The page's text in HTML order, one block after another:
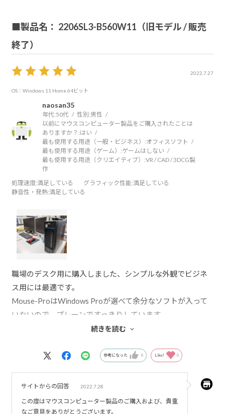
■製品名： 2206SL3-B560W11（旧モデル / 販売
終了）
2022.7.27
OS：Windows 11 Home 64ビット
naosan35
年代:50代 性別:男性
以前にマウスコンピューター製品をご購入されたことは
ありますか？:はい
最も使用する用途（一般・ビジネス）:オフィスソフト
最も使用する用途（ゲーム）:ゲームはしない
最も使用する用途（クリエイティブ）:VR / CAD / 3DCG製
作
処理速度:満足している グラフィック性能:満足している
静音性・発熱:満足している
職場のデスク用に購入しました、シンプルな外観でビジネ
ス用には最適です。
Mouse-ProはWindows Proが選べて余分なソフトが入って
いないので、プレーンですっきりしています。
続きを読む
参考になった 0 Like! 0
サイトからの回答 2022.7.28
この度はマウスコンピューター製品のご購入および、貴重
なご意見をありがとうございます。